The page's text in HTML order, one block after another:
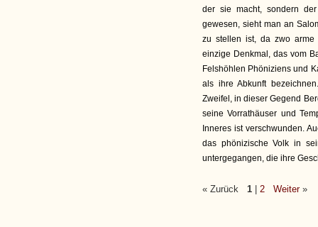
der sie macht, sondern
gewesen, sieht man an
zu stellen ist, da zwo arme
einzige Denkmal, das vom
Felshöhlen Phöniziens und
als ihre Abkunft
Zweifel, in dieser Gegend
seine Vorrathäuser und
Inneres ist verschwunden.
das phönizische Volk in
untergegangen, die ihre
« Zurück 1 2 Weiter»